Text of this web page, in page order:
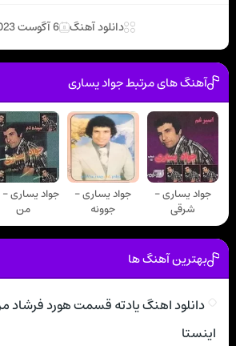
دانلود آهنگ 6 آگوست 2023
آهنگ های مرتبط جواد يساری
جواد يساری -
شرقی
جواد يساری -
جوونه
جواد يساری
من
بهترین آهنگ ها
دانلود اهنگ یادته قسمت هورد فرشاد
اینستا